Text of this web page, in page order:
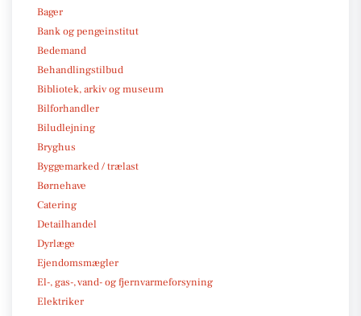
Bager
Bank og pengeinstitut
Bedemand
Behandlingstilbud
Bibliotek, arkiv og museum
Bilforhandler
Biludlejning
Bryghus
Byggemarked / trælast
Børnehave
Catering
Detailhandel
Dyrlæge
Ejendomsmægler
El-, gas-, vand- og fjernvarmeforsyning
Elektriker